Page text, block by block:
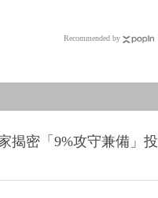
Recommended by
揭密「9%攻守兼備」投